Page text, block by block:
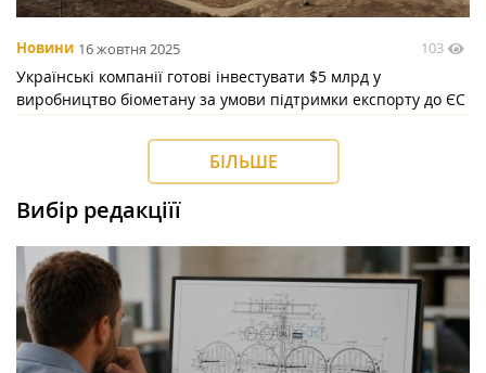
Новини 16 жовтня 2025 103
Українські компанії готові інвестувати $5 млрд у
виробництво біометану за умови підтримки експорту до ЄС
БІЛЬШЕ
Вибір редакціїї